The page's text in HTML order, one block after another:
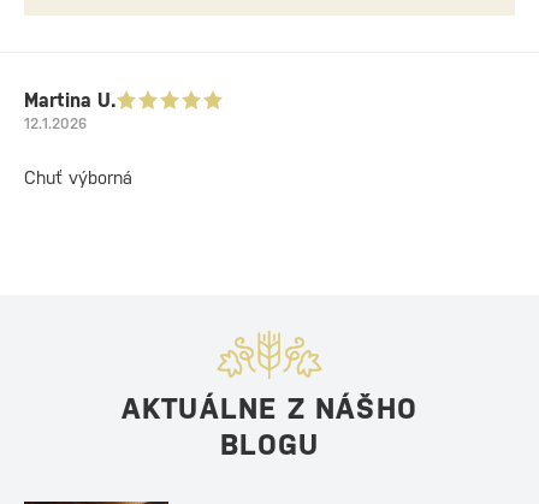
Martina U.
12.1.2026
Chuť výborná
AKTUÁLNE Z NÁŠHO
BLOGU